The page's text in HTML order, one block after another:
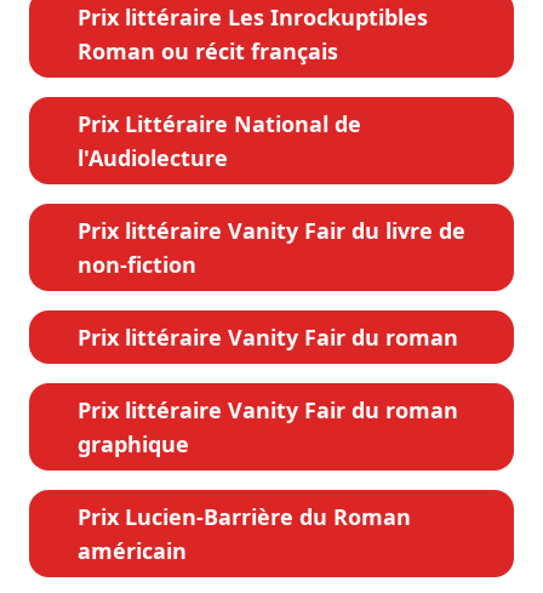
Prix littéraire Les Inrockuptibles
Roman ou récit français
Prix Littéraire National de
l'Audiolecture
Prix littéraire Vanity Fair du livre de
non-fiction
Prix littéraire Vanity Fair du roman
Prix littéraire Vanity Fair du roman
graphique
Prix Lucien-Barrière du Roman
américain